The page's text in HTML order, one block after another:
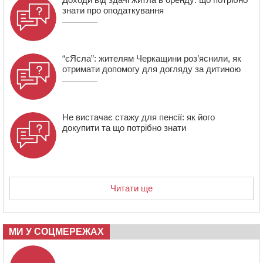
який відсидів термін у колонії
знати про оподаткування
“єЯсла”: жителям Черкащини роз’яснили, як
отримати допомогу для догляду за дитиною
Не вистачає стажу для пенсії: як його
докупити та що потрібно знати
Читати ще
МИ У СОЦМЕРЕЖАХ